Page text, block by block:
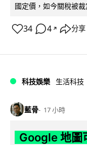
國定價，如今關稅被
34 4 ↗ 分享
科技娛樂 生活科技
藍骨 17 小時
Google 地